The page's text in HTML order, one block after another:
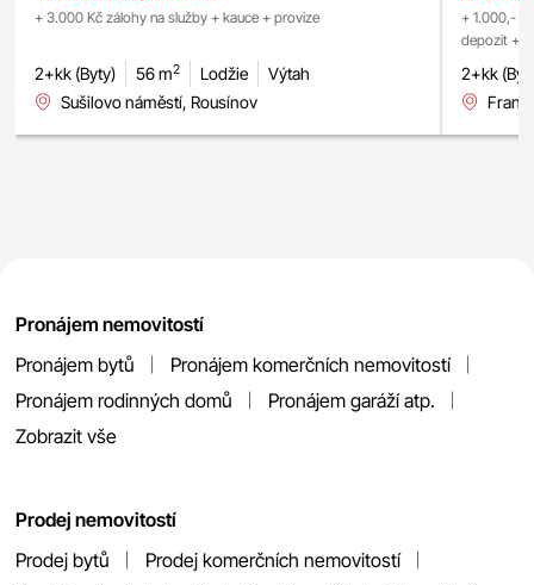
+ 3.000 Kč zálohy na služby + kauce + provize
2+kk (Byty) 56 m2 Lodžie
Výtah
Sušilovo náměstí, Rousínov
+ 1.000,-
depozit +
2+kk
Pronájem nemovitostí
Pronájem bytů
Pronájem komerčních nemovitostí
Pronájem rodinných domů
Pronájem garáží atp.
Zobrazit vše
Prodej nemovitostí
Prodej bytů
Prodej komerčních nemovitostí